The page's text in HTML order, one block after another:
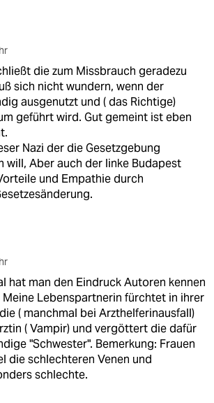
die zum Missbrauch geradezu
sich nicht wundern, wenn der
ausgenutzt und ( das Richtige)
geführt wird. Gut gemeint ist eben
Nazi der die Gesetzgebung
will, Aber auch der linke Budapest
und Empathie durch
hat man den Eindruck Autoren kennen
Lebenspartnerin fürchtet in ihrer
( manchmal bei Arzthelferinausfall)
( Vampir) und vergöttert die dafür
"Schwester". Bemerkung: Frauen
die schlechteren Venen und
schlechte.